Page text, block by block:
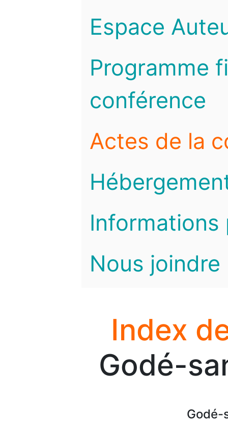
Espace
Programme
conférence
Actes de la
Informations
Nous joindre
Index
Godé-
Godé-